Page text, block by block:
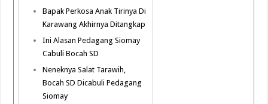
Bapak Perkosa Anak Tirinya Di
Karawang Akhirnya Ditangkap
Ini Alasan Pedagang Siomay
Cabuli Bocah SD
Neneknya Salat Tarawih,
Bocah SD Dicabuli Pedagang
Siomay